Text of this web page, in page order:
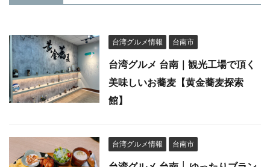
台湾グルメ情報 台南市
台湾グルメ 台南｜観光工場で頂く
美味しいお蕎麦【黄金蕎麦探索
館】
台湾グルメ情報 台南市